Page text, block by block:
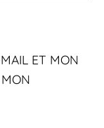
ET MON